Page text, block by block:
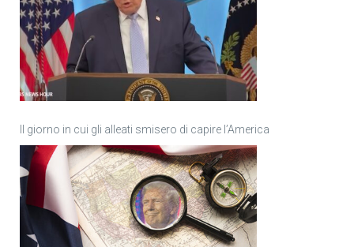
Il giorno in cui gli alleati smisero di capire l’America